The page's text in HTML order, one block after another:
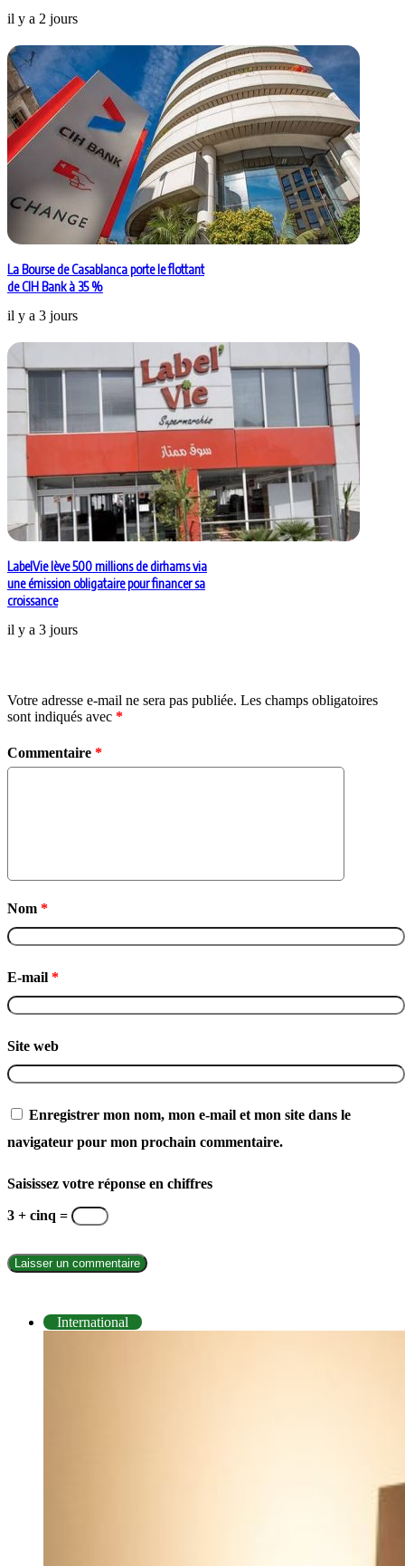
il y a 2 jours
La Bourse de Casablanca porte le flottant
de CIH Bank à 35 %
il y a 3 jours
LabelVie lève 500 millions de dirhams via
une émission obligataire pour financer sa
croissance
il y a 3 jours
Votre adresse e-mail ne sera pas publiée. Les champs obligatoires
sont indiqués avec *
Commentaire *
Nom *
E-mail *
Site web
Enregistrer mon nom, mon e-mail et mon site dans le
navigateur pour mon prochain commentaire.
Saisissez votre réponse en chiffres
3 + cinq =
International